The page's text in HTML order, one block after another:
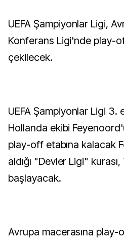
UEFA Şampiyonlar Ligi, Avrupa Ligi ve
Konferans Ligi'nde play-
çekilecek.
UEFA Şampiyonlar Ligi 3.
Hollanda ekibi
play-off etabına kalacak
aldığı "Devler Ligi"
başlayacak.
Avrupa macerasına